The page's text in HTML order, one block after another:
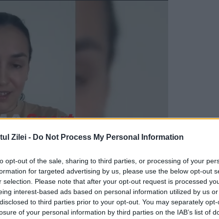
Zilei - Do Not Process My Personal Information
opt-out of the sale, sharing to third parties, or processing of your
for targeted advertising by us, please use the below opt-out
selection. Please note that after your opt-out request is processed
interest-based ads based on personal information utilized by us
to third parties prior to your opt-out. You may separately
of your personal information by third parties on the IAB’s list of
a Comitetului Interministerial de
investițiilor asumate de România prin planul